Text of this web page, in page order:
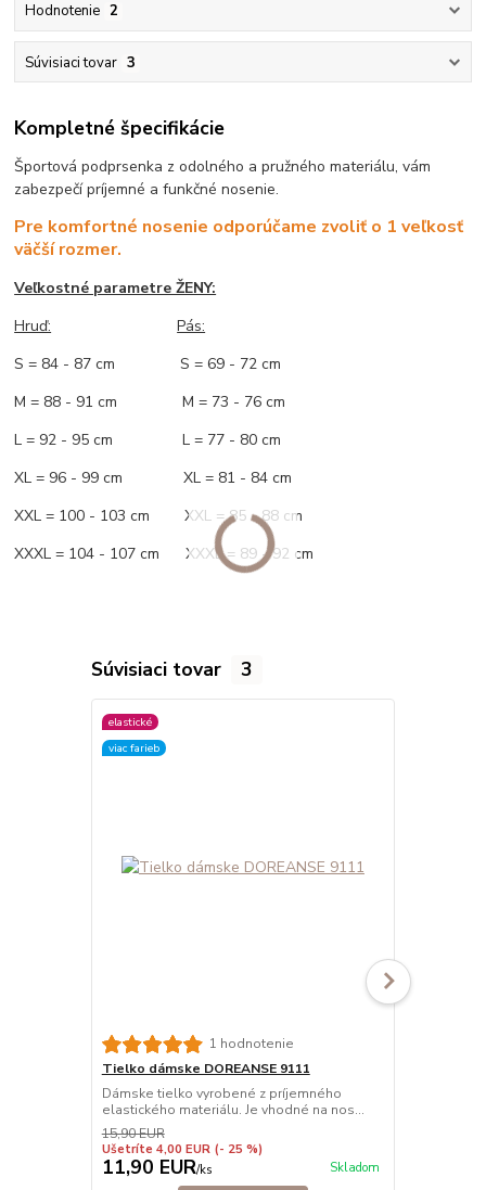
Hodnotenie 2
Súvisiaci tovar 3
Kompletné špecifikácie
Športová podprsenka z odolného a pružného materiálu, vám
zabezpečí príjemné a funkčné nosenie.
Pre komfortné nosenie odporúčame zvoliť o 1 veľkosť
väčší rozmer.
Veľkostné parametre ŽENY:
Hruď:
Pás:
S = 84 - 87 cm S = 69 - 72 cm
M = 88 - 91 cm M = 73 - 76 cm
L = 92 - 95 cm L = 77 - 80 cm
XL = 96 - 99 cm XL = 81 - 84 cm
XXL = 100 - 103 cm XXL = 85 - 88 cm
XXXL = 104 - 107 cm XXXL = 89 - 92 cm
Súvisiaci tovar 3
elastické
viac farieb
1 hodnotenie
Tielko dámske DOREANSE 9111
Dámske tielko vyrobené z príjemného
elastického materiálu. Je vhodné na nos...
15,90 EUR
Ušetríte 4,00 EUR (- 25 %)
11,90 EUR/ks Skladom